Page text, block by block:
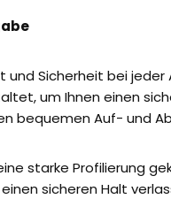
Sicherheit bei jeder
um Ihnen einen
bequemen Auf- und
starke Profilierung
sicheren Halt